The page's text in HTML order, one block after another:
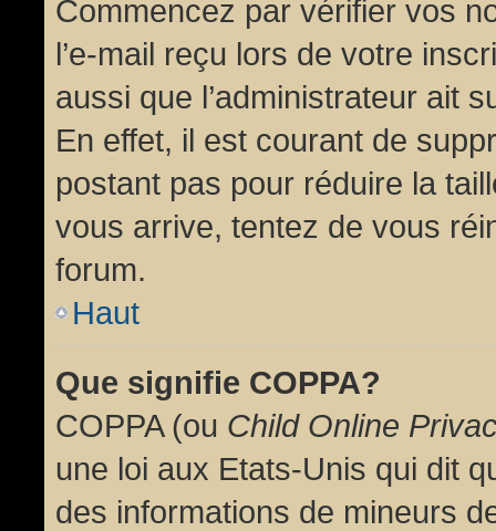
Commencez par vérifier vos
l’e-mail reçu lors de votre
aussi que l’administrateur ait
En effet, il est courant de
postant pas pour réduire la
vous arrive, tentez de vous
forum.
Haut
Que signifie COPPA?
COPPA (ou Child Online
une loi aux Etats-Unis qui dit
des informations de mineurs